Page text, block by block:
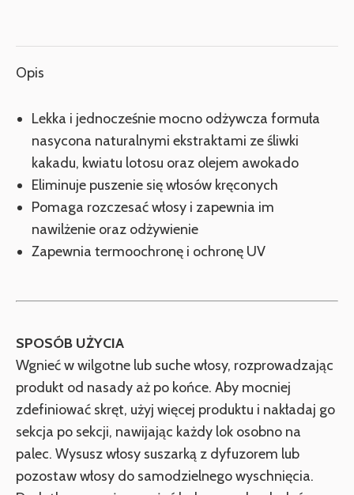
naturalny
skręt
Opis
Lekka i jednocześnie mocno odżywcza formuła
nasycona naturalnymi ekstraktami ze śliwki
kakadu, kwiatu lotosu oraz olejem awokado
Eliminuje puszenie się włosów kręconych
Pomaga rozczesać włosy i zapewnia im
nawilżenie oraz odżywienie
Zapewnia termoochronę i ochronę UV
SPOSÓB UŻYCIA
Wgnieć w wilgotne lub suche włosy, rozprowadzając
produkt od nasady aż po końce. Aby mocniej
zdefiniować skręt, użyj więcej produktu i nakładaj go
sekcja po sekcji, nawijając każdy lok osobno na
palec. Wysusz włosy suszarką z dyfuzorem lub
pozostaw włosy do samodzielnego wyschnięcia.